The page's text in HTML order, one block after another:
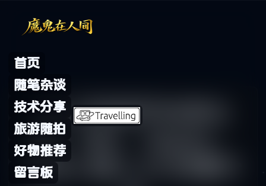
首页
随笔杂谈
技术分享
旅游随拍
好物推荐
留言板
AI 工作流平台怎么
选：n8n、Zapier、
Make 接入 AI 时看什